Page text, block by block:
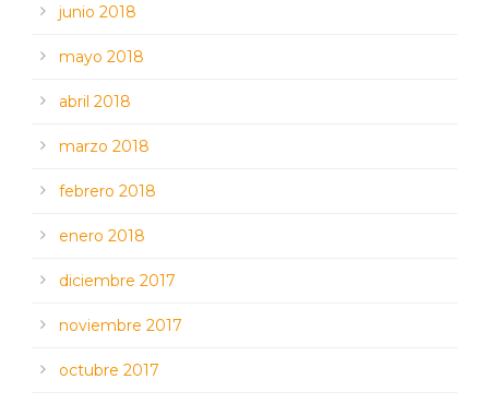
junio 2018
mayo 2018
abril 2018
marzo 2018
febrero 2018
enero 2018
diciembre 2017
noviembre 2017
octubre 2017